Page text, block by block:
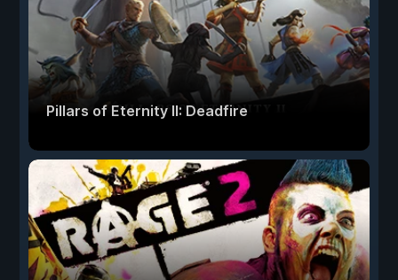
Pillars of Eternity II: Deadfire